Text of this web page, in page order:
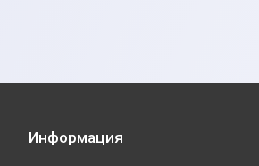
Информация